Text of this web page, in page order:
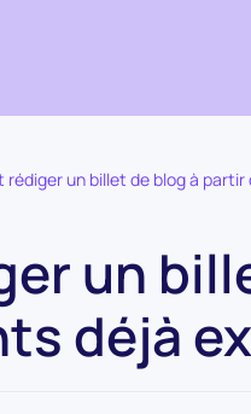
rédiger un billet de blog à
un
déjà